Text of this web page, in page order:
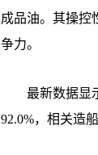
成品油。其操控
争力。
最新数据显示
92.0%，相关造